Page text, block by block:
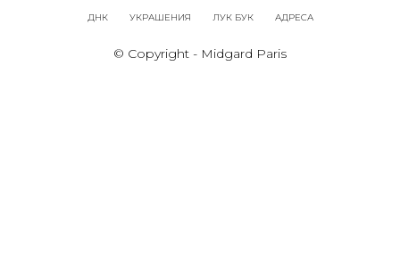
ДНК УКРАШЕНИЯ ЛУК БУК АДРЕСА
© Copyright - Midgard Paris